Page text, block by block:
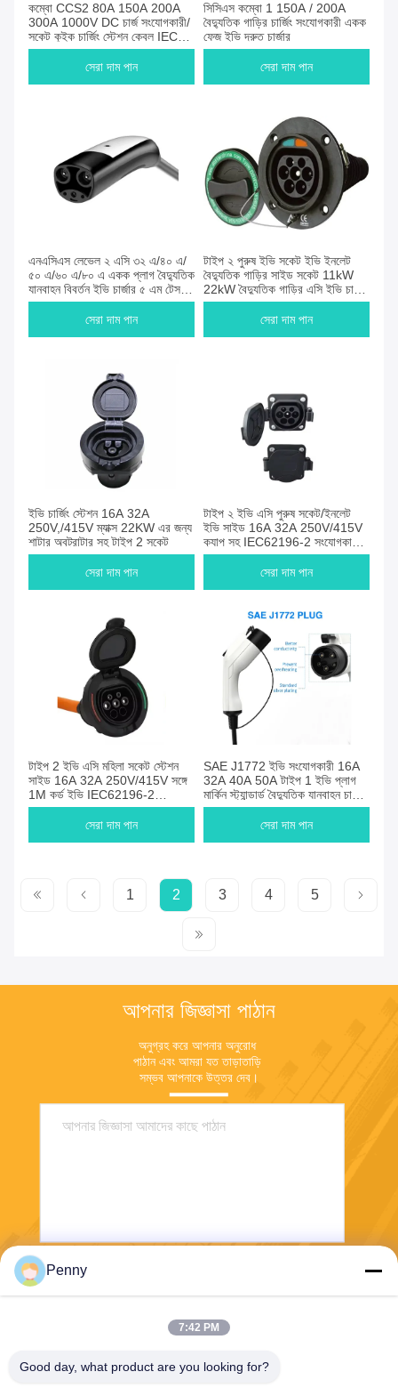
কম্বো CCS2 80A 150A 200A
300A 1000V DC চার্জ সংযোগকারী/
সকেট কুইক চার্জিং স্টেশন কেবল IEC
62196 CCS 2 প্লাগ টাইপ 2
সেরা দাম পান
সিসিএস কম্বো 1 150A / 200A
বৈদ্যুতিক গাড়ির চার্জিং সংযোগকারী একক
ফেজ ইভি দ্রুত চার্জার
সেরা দাম পান
এনএসিএস লেভেল ২ এসি ৩২ এ/৪০ এ/
৫০ এ/৬০ এ/৮০ এ একক প্লাগ বৈদ্যুতিক
যানবাহন বিবর্তন ইভি চার্জার ৫ এম টেসলা
চার্জিং ক্যাবল
সেরা দাম পান
টাইপ ২ পুরুষ ইভি সকেট ইভি ইনলেট
বৈদ্যুতিক গাড়ির সাইড সকেট 11kW
22kW বৈদ্যুতিক গাড়ির এসি ইভি চার্জিং
সকেট 16A 32A
সেরা দাম পান
ইভি চার্জিং স্টেশন 16A 32A
250V,/415V ম্যাক্স 22KW এর জন্য
শাটার অবট্রাটার সহ টাইপ 2 সকেট
সেরা দাম পান
টাইপ ২ ইভি এসি পুরুষ সকেট/ইনলেট
ইভি সাইড 16A 32A 250V/415V
ক্যাপ সহ IEC62196-2 সংযোগকারী
গাড়ি আনুষাঙ্গিক
সেরা দাম পান
টাইপ 2 ইভি এসি মহিলা সকেট স্টেশন
সাইড 16A 32A 250V/415V সঙ্গে
1M কর্ড ইভি IEC62196-2
সংযোগকারী গাড়ী আনুষাঙ্গিক
সেরা দাম পান
SAE J1772 ইভি সংযোগকারী 16A
32A 40A 50A টাইপ 1 ইভি প্লাগ
মার্কিন স্ট্যান্ডার্ড বৈদ্যুতিক যানবাহন চার্জিং
স্টেশন জন্য ইভি তারের প্লাগ
সেরা দাম পান
1 2 3 4 5
আপনার জিজ্ঞাসা পাঠান
অনুগ্রহ করে আপনার অনুরোধ
পাঠান এবং আমরা যত তাড়াতাড়ি
সম্ভব আপনাকে উত্তর দেব।
Penny
7:42 PM
Good day, what product are you looking for?